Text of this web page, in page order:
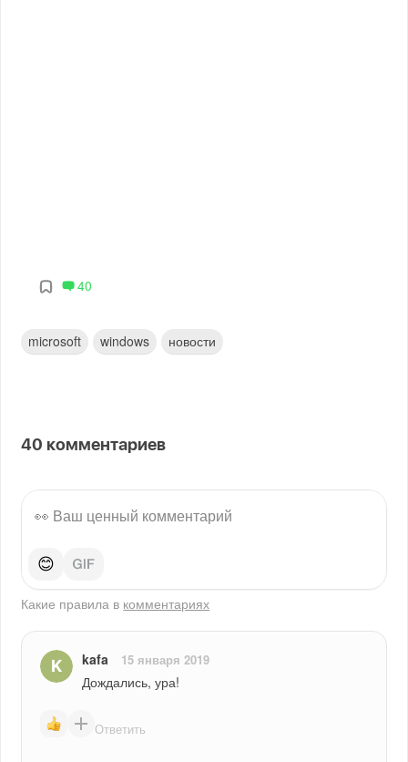
40
microsoft windows новости
40 комментариев
😊
Какие правила в комментариях
kafa 15 января 2019
Дождались, ура!
Ответить